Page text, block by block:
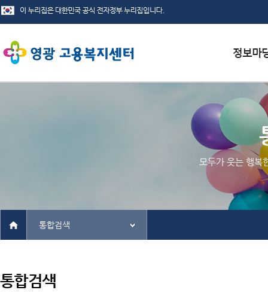
서식자료
채용정보
인재정보
관련사이
모두가 웃는 행복
통합검색
통합검색